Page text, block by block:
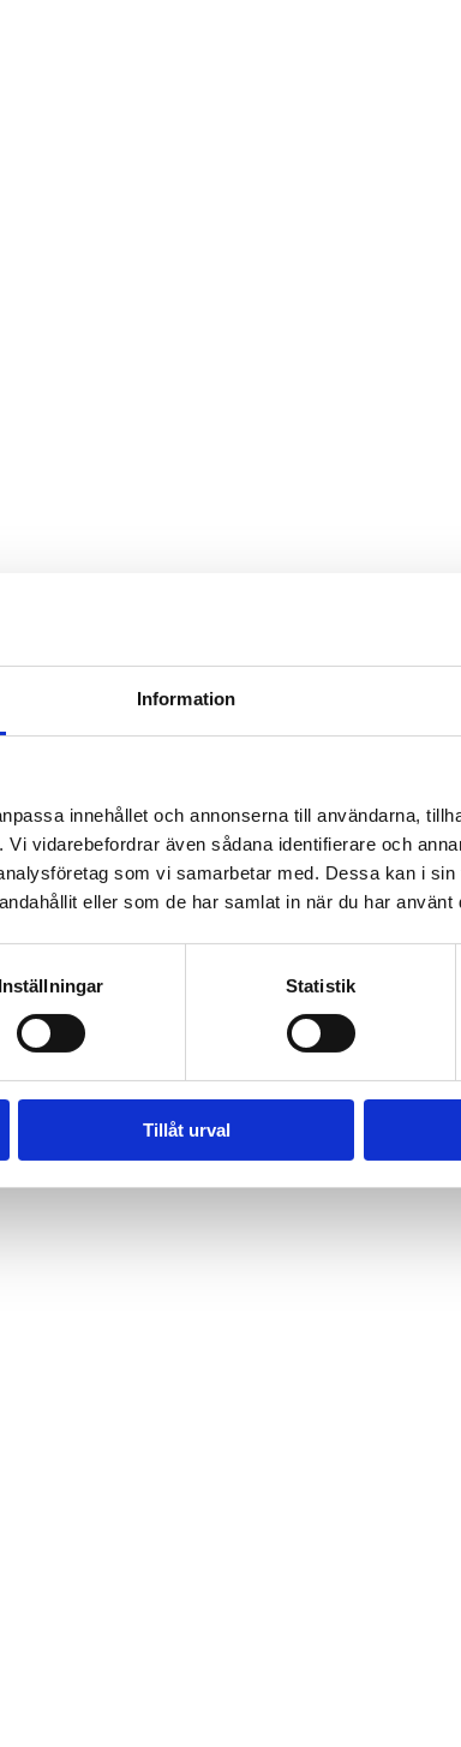
Information
innehållet och annonserna till användarna,
vidarebefordrar även sådana identifierare och
som vi samarbetar med. Dessa kan i
eller som de har samlat in när du har använt
Inställningar Statistik
Tillåt urval